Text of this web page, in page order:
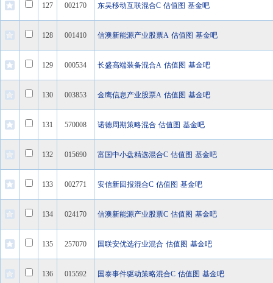
127 002170 东吴移动互联混合C 估值图 基金吧
128 001410 信澳新能源产业股票A 估值图 基金吧
129 000534 长盛高端装备混合A 估值图 基金吧
130 003853 金鹰信息产业股票A 估值图 基金吧
131 570008 诺德周期策略混合 估值图 基金吧
132 015690 富国中小盘精选混合C 估值图 基金吧
133 002771 安信新回报混合C 估值图 基金吧
134 024170 信澳新能源产业股票C 估值图 基金吧
135 257070 国联安优选行业混合 估值图 基金吧
136 015592 国泰事件驱动策略混合C 估值图 基金吧